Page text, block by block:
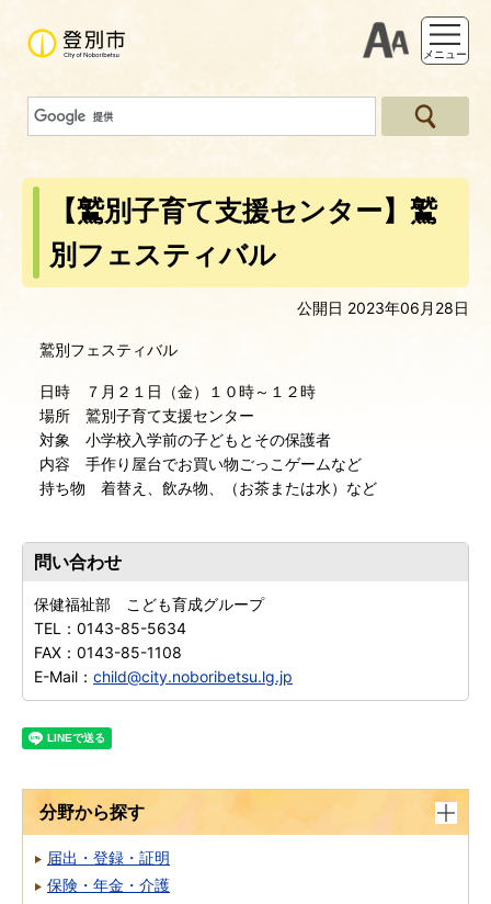
支援ツー
メニュー
【鷲別子育て支援センター】鷲
別フェスティバル
公開日 2023年06月28日
鷲別フェスティバル
日時 ７月２１日（金）１０時～１２時
場所 鷲別子育て支援センター
対象 小学校入学前の子どもとその保護者
内容 手作り屋台でお買い物ごっこゲームなど
持ち物 着替え、飲み物、（お茶または水）など
問い合わせ
保健福祉部 こども育成グループ
TEL： 0143-85-5634
FAX： 0143-85-1108
E-Mail： child@city.noboribetsu.lg.jp
分野から探す
届出・登録・証明
保険・年金・介護